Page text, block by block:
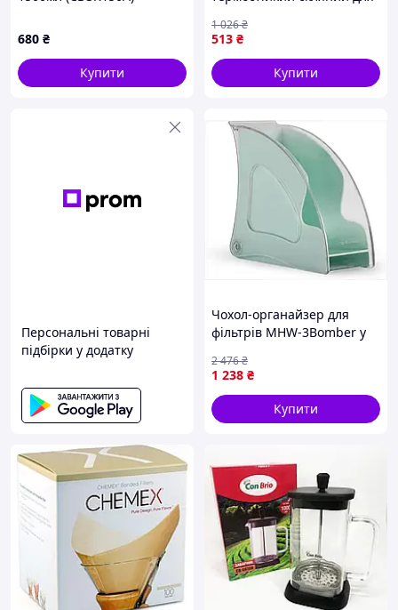
680 ₴
Купити
513 ₴
1 026₴
Купити
Персональні товарні
підбірки у додатку
Чохол-органайзер для
фільтрів MHW-3Bomber у
зручного зберігання і
транспортування
1 238 ₴
2 476₴
Купити